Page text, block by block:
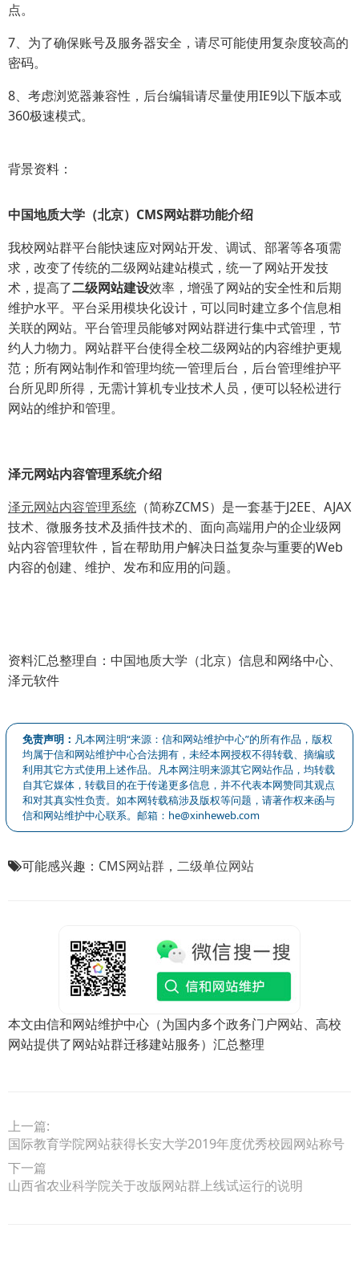
点。
7、为了确保账号及服务器安全，请尽可能使用复杂度较高的
密码。
8、考虑浏览器兼容性，后台编辑请尽量使用IE9以下版本或
360极速模式。
背景资料：
中国地质大学（北京）CMS网站群功能介绍
我校网站群平台能快速应对网站开发、调试、部署等各项需
求，改变了传统的二级网站建站模式，统一了网站开发技
术，提高了二级网站建设效率，增强了网站的安全性和后期
维护水平。平台采用模块化设计，可以同时建立多个信息相
关联的网站。平台管理员能够对网站群进行集中式管理，节
约人力物力。网站群平台使得全校二级网站的内容维护更规
范；所有网站制作和管理均统一管理后台，后台管理维护平
台所见即所得，无需计算机专业技术人员，便可以轻松进行
网站的维护和管理。
泽元网站内容管理系统介绍
泽元网站内容管理系统 （简称ZCMS）是一套基于J2EE、AJAX
技术、微服务技术及插件技术的、面向高端用户的企业级网
站内容管理软件，旨在帮助用户解决日益复杂与重要的Web
内容的创建、维护、发布和应用的问题。
资料汇总整理自：中国地质大学（北京）信息和网络中心、
泽元软件
免责声明： 凡本网注明“来源：信和网站维护中心”的所有作品，版权
均属于信和网站维护中心合法拥有，未经本网授权不得转载、摘编或
利用其它方式使用上述作品。凡本网注明来源其它网站作品，均转载
自其它媒体，转载目的在于传递更多信息，并不代表本网赞同其观点
和对其真实性负责。如本网转载稿涉及版权等问题，请著作权来函与
信和网站维护中心联系。邮箱：he@xinheweb.com
可能感兴趣： CMS网站群 ， 二级单位网站
本文由信和网站维护中心（为国内多个政务门户网站、高校
网站提供了网站站群迁移建站服务）汇总整理
上一篇:
国际教育学院网站获得长安大学2019年度优秀校园网站称号
下一篇
山西省农业科学院关于改版网站群上线试运行的说明